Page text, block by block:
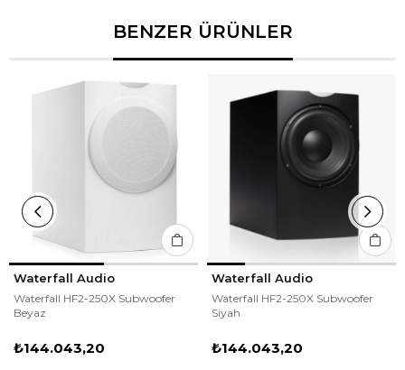
BENZER ÜRÜNLER
Waterfall Audio
Waterfall HF2-250X Subwoofer
Beyaz
₺144.043,20
Waterfall Audio
Waterfall HF2-250X Subwoofer
Siyah
₺144.043,20